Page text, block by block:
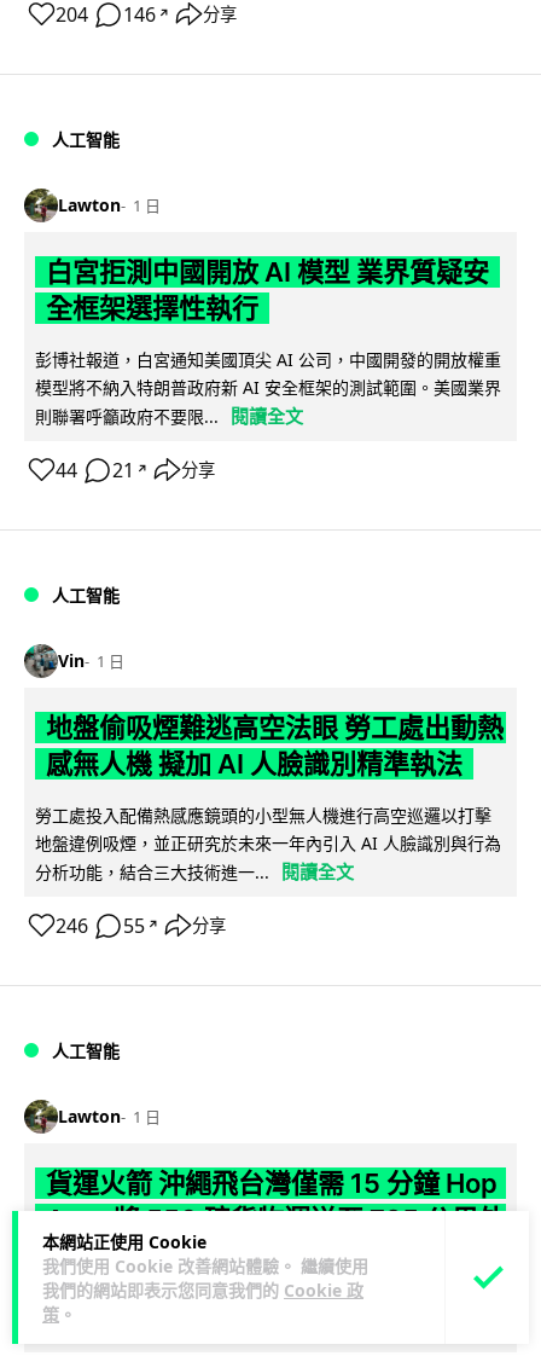
本網站正使用 Cookie
我們使用 Cookie 改善網站體驗。 繼續使用
我們的網站即表示您同意我們的 Cookie 政
策 。
204 146 ↗ 分享
人工智能
Lawton 1 日
白宮拒測中國開放 AI 模型 業界質疑安
全框架選擇性執行
彭博社報道，白宮通知美國頂尖 AI 公司，中國開發的開放權重
模型將不納入特朗普政府新 AI 安全框架的測試範圍。美國業界
則聯署呼籲政府不要限...
閱讀全文
44 21 ↗ 分享
人工智能
Vin 1 日
地盤偷吸煙難逃高空法眼 勞工處出動熱
感無人機 擬加 AI 人臉識別精準執法
勞工處投入配備熱感應鏡頭的小型無人機進行高空巡邏以打擊
地盤違例吸煙，並正研究於未來一年內引入 AI 人臉識別與行為
分析功能，結合三大技術進一...
閱讀全文
246 55 ↗ 分享
人工智能
Lawton 1 日
貨運火箭 沖繩飛台灣僅需 15 分鐘 Hop
Aero 將 550 磅貨物運送至 725 公里外
【真正用火箭送貨】美國初創 Hop Aero 公開自動駕駛貨運火
箭，聲稱可在 15 分鐘內將 250 公斤物資投送 750 公里外，並
以沖繩...